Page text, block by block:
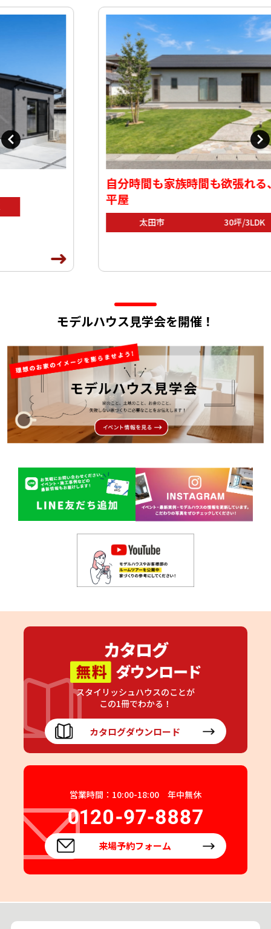
自分時間も家族時間も欲張れる、整い動線の
平屋
30坪/3LDK
モデルハウス見学会を開催！
スタイリッシュハウスのことが
この1冊でわかる！
カタログダウンロード
営業時間：10:00-18:00 年中無休
来場予約フォーム